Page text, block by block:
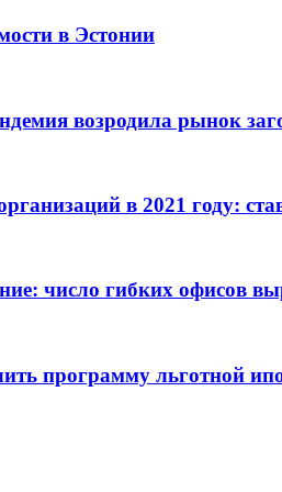
в Эстонии
возродила рынок
в 2021 году:
число гибких офисов
программу льготной